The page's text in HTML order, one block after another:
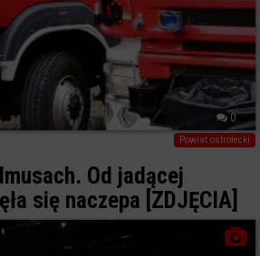
0
Powiat ostrołecki
Od jadącej
się naczepa [ZDJĘCIA]